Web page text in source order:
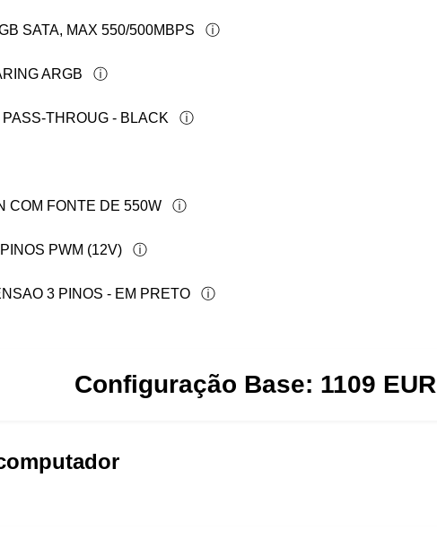
SATA, MAX 550/500MBPS
ARGB
THROUG - BLACK
COM FONTE DE 550W
PWM (12V)
3 PINOS - EM PRETO
Configuração Base: 1109 EUR